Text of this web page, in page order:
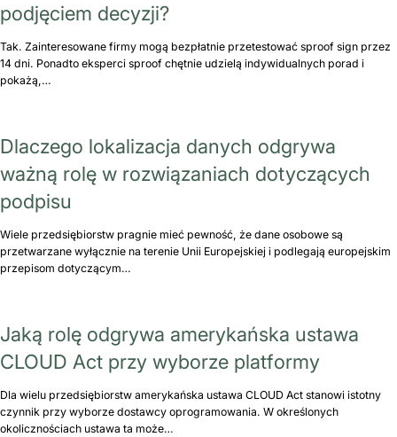
podjęciem decyzji?
Tak. Zainteresowane firmy mogą bezpłatnie przetestować sproof sign przez
14 dni. Ponadto eksperci sproof chętnie udzielą indywidualnych porad i
pokażą,…
Dlaczego lokalizacja danych odgrywa
ważną rolę w rozwiązaniach dotyczących
podpisu
Wiele przedsiębiorstw pragnie mieć pewność, że dane osobowe są
przetwarzane wyłącznie na terenie Unii Europejskiej i podlegają europejskim
przepisom dotyczącym…
Jaką rolę odgrywa amerykańska ustawa
CLOUD Act przy wyborze platformy
Dla wielu przedsiębiorstw amerykańska ustawa CLOUD Act stanowi istotny
czynnik przy wyborze dostawcy oprogramowania. W określonych
okolicznościach ustawa ta może…